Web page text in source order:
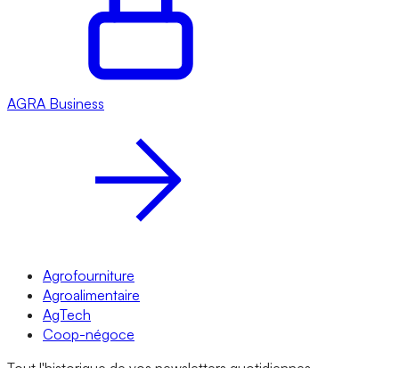
AGRA Business
Agrofourniture
Agroalimentaire
AgTech
Coop-négoce